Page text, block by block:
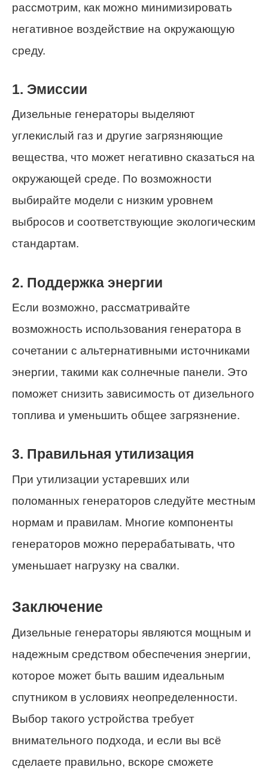
рассмотрим, как можно минимизировать
негативное воздействие на окружающую
среду.
1. Эмиссии
Дизельные генераторы выделяют
углекислый газ и другие загрязняющие
вещества, что может негативно сказаться на
окружающей среде. По возможности
выбирайте модели с низким уровнем
выбросов и соответствующие экологическим
стандартам.
2. Поддержка энергии
Если возможно, рассматривайте
возможность использования генератора в
сочетании с альтернативными источниками
энергии, такими как солнечные панели. Это
поможет снизить зависимость от дизельного
топлива и уменьшить общее загрязнение.
3. Правильная утилизация
При утилизации устаревших или
поломанных генераторов следуйте местным
нормам и правилам. Многие компоненты
генераторов можно перерабатывать, что
уменьшает нагрузку на свалки.
Заключение
Дизельные генераторы являются мощным и
надежным средством обеспечения энергии,
которое может быть вашим идеальным
спутником в условиях неопределенности.
Выбор такого устройства требует
внимательного подхода, и если вы всё
сделаете правильно, вскоре сможете